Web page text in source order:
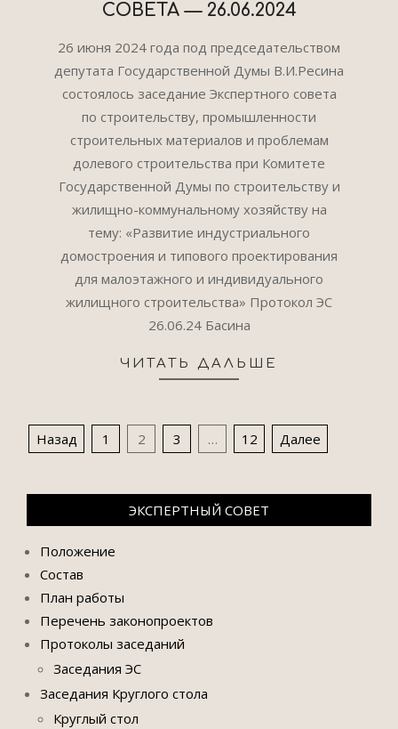
СОВЕТА — 26.06.2024
07-
16
26 июня 2024 года под председательством
депутата Государственной Думы В.И.Ресина
состоялось заседание Экспертного совета
по строительству, промышленности
строительных материалов и проблемам
долевого строительства при Комитете
Государственной Думы по строительству и
жилищно-коммунальному хозяйству на
тему: «Развитие индустриального
домостроения и типового проектирования
для малоэтажного и индивидуального
жилищного строительства» Протокол ЭС
26.06.24 Басина
ЧИТАТЬ ДАЛЬШЕ
ПАГИНАЦИЯ
Назад 1 2 3 … 12 Далее
ЭКСПЕРТНЫЙ СОВЕТ
Положение
Состав
План работы
Перечень законопроектов
Протоколы заседаний
Заседания ЭС
Заседания Круглого стола
Круглый стол